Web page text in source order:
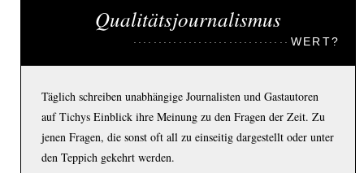
Qualitätsjournalismus
WERT?
Täglich schreiben unabhängige Journalisten und Gastautoren
auf Tichys Einblick ihre Meinung zu den Fragen der Zeit. Zu
jenen Fragen, die sonst oft all zu einseitig dargestellt oder unter
den Teppich gekehrt werden.